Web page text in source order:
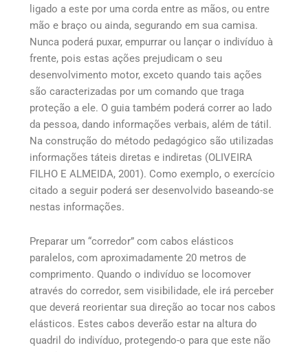
ligado a este por uma corda entre as mãos, ou entre
mão e braço ou ainda, segurando em sua camisa.
Nunca poderá puxar, empurrar ou lançar o indivíduo à
frente, pois estas ações prejudicam o seu
desenvolvimento motor, exceto quando tais ações
são caracterizadas por um comando que traga
proteção a ele. O guia também poderá correr ao lado
da pessoa, dando informações verbais, além de tátil.
Na construção do método pedagógico são utilizadas
informações táteis diretas e indiretas (OLIVEIRA
FILHO E ALMEIDA, 2001). Como exemplo, o exercício
citado a seguir poderá ser desenvolvido baseando-se
nestas informações.
Preparar um “corredor” com cabos elásticos
paralelos, com aproximadamente 20 metros de
comprimento. Quando o indivíduo se locomover
através do corredor, sem visibilidade, ele irá perceber
que deverá reorientar sua direção ao tocar nos cabos
elásticos. Estes cabos deverão estar na altura do
quadril do indivíduo, protegendo-o para que este não